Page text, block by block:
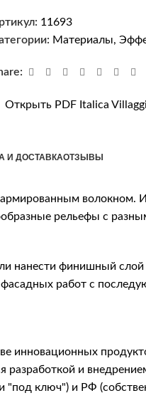
11693
Материалы,
Открыть PDF Italica
И ДОСТАВКАОТЗЫВЫ
рельефы с
нанести финишный
работ с
инновационных
разработкой и
ключ") и РФ